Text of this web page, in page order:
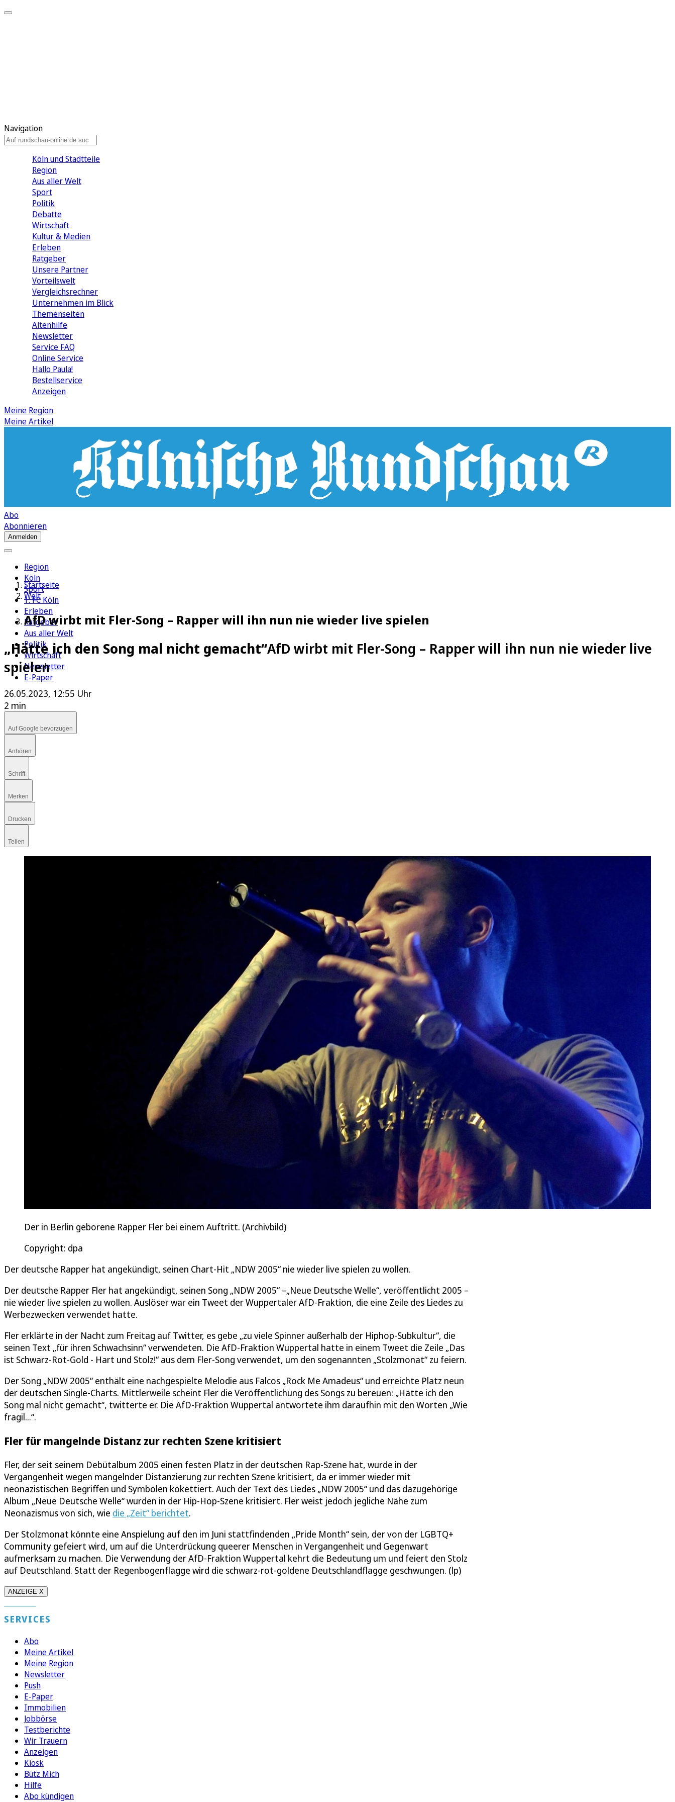
Navigation
Köln und Stadtteile
Region
Aus aller Welt
Sport
Politik
Debatte
Wirtschaft
Kultur & Medien
Erleben
Ratgeber
Unsere Partner
Vorteilswelt
Vergleichsrechner
Unternehmen im Blick
Themenseiten
Altenhilfe
Newsletter
Service FAQ
Online Service
Hallo Paula!
Bestellservice
Anzeigen
Meine Region
Meine Artikel
Abo
Abonnieren
Anmelden
Region
Köln
Sport
1. FC Köln
Erleben
Ratgeber
Aus aller Welt
Politik
Wirtschaft
Newsletter
E-Paper
Startseite
Welt
AfD wirbt mit Fler-Song – Rapper will ihn nun nie wieder live spielen
„Hätte ich den Song mal nicht gemacht“AfD wirbt mit Fler-Song – Rapper will ihn nun nie wieder live
spielen
26.05.2023, 12:55 Uhr
2 min
Auf Google bevorzugen
Anhören
Schrift
Merken
Drucken
Teilen
Der in Berlin geborene Rapper Fler bei einem Auftritt. (Archivbild)
Copyright: dpa
Der deutsche Rapper hat angekündigt, seinen Chart-Hit „NDW 2005“ nie wieder live spielen zu wollen.
Der deutsche Rapper Fler hat angekündigt, seinen Song „NDW 2005“ –„Neue Deutsche Welle“, veröffentlicht 2005 –
nie wieder live spielen zu wollen. Auslöser war ein Tweet der Wuppertaler AfD-Fraktion, die eine Zeile des Liedes zu
Werbezwecken verwendet hatte.
Fler erklärte in der Nacht zum Freitag auf Twitter, es gebe „zu viele Spinner außerhalb der Hiphop-Subkultur“, die
seinen Text „für ihren Schwachsinn“ verwendeten. Die AfD-Fraktion Wuppertal hatte in einem Tweet die Zeile „Das
ist Schwarz-Rot-Gold - Hart und Stolz!“ aus dem Fler-Song verwendet, um den sogenannten „Stolzmonat“ zu feiern.
Der Song „NDW 2005“ enthält eine nachgespielte Melodie aus Falcos „Rock Me Amadeus“ und erreichte Platz neun
der deutschen Single-Charts. Mittlerweile scheint Fler die Veröffentlichung des Songs zu bereuen: „Hätte ich den
Song mal nicht gemacht“, twitterte er. Die AfD-Fraktion Wuppertal antwortete ihm daraufhin mit den Worten „Wie
fragil...“.
Fler für mangelnde Distanz zur rechten Szene kritisiert
Fler, der seit seinem Debütalbum 2005 einen festen Platz in der deutschen Rap-Szene hat, wurde in der
Vergangenheit wegen mangelnder Distanzierung zur rechten Szene kritisiert, da er immer wieder mit
neonazistischen Begriffen und Symbolen kokettiert. Auch der Text des Liedes „NDW 2005“ und das dazugehörige
Album „Neue Deutsche Welle“ wurden in der Hip-Hop-Szene kritisiert. Fler weist jedoch jegliche Nähe zum
Neonazismus von sich, wie die „Zeit“ berichtet.
Der Stolzmonat könnte eine Anspielung auf den im Juni stattfindenden „Pride Month“ sein, der von der LGBTQ+
Community gefeiert wird, um auf die Unterdrückung queerer Menschen in Vergangenheit und Gegenwart
aufmerksam zu machen. Die Verwendung der AfD-Fraktion Wuppertal kehrt die Bedeutung um und feiert den Stolz
auf Deutschland. Statt der Regenbogenflagge wird die schwarz-rot-goldene Deutschlandflagge geschwungen. (lp)
ANZEIGE X
SERVICES
Abo
Meine Artikel
Meine Region
Newsletter
Push
E-Paper
Immobilien
Jobbörse
Testberichte
Wir Trauern
Anzeigen
Kiosk
Bütz Mich
Hilfe
Abo kündigen